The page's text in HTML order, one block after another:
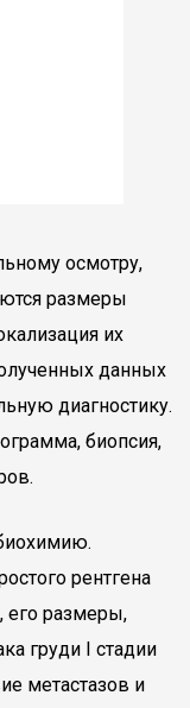
осмотру,
размеры
их
данных
диагностику.
биопсия,
рентгена
его размеры,
груди I стадии
метастазов и